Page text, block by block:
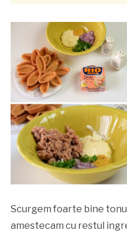
Scurgem foarte bine
amestecam cu restul